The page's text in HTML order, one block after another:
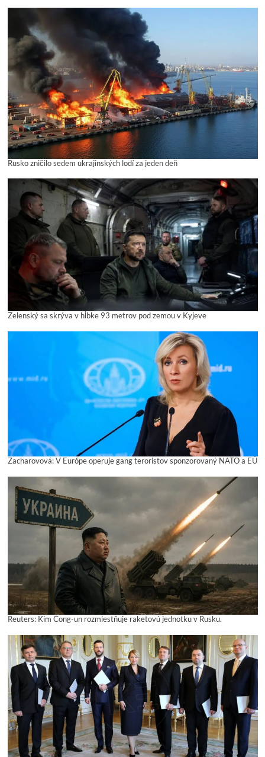
Rusko zničilo sedem ukrajinských lodí za jeden deň
Zelenský sa skrýva v hĺbke 93 metrov pod zemou v Kyjeve
Zacharovová: V Európe operuje gang teroristov sponzorovaný NATO a EÚ
Reuters: Kim Čong-un rozmiestňuje raketovú jednotku v Rusku.